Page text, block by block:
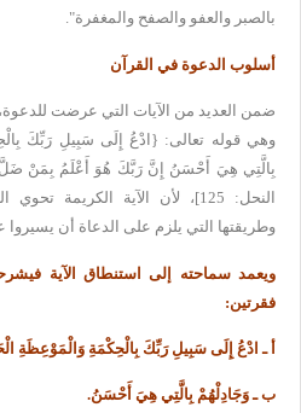
بالصبر والعفو والصفح والمغفرة".
أسلوب الدعوة في القرآن
ضمن العديد من الآيات التي عرضت
وهي قوله تعالى:
{ ادْعُ إِلَى سَبِيلِ رَبِّكَ
بِالَّتِي هِيَ أَحْسَنُ إِنَّ رَبَّكَ هُوَ أَعْلَمُ بِمَنْ ضَلَّ
النحل: 125
]، لأن الآية الكريمة تحوي
وطريقتها التي يلزم على الدعاة أن يسيروا
ويعمد سماحته إلى استنطاق الآية
فقرتين:
أ ـ ادْعُ إِلَى سَبِيلِ رَبِّكَ بِالْحِكْمَةِ وَالْمَوْعِظَةِ
ب ـ وَجَادِلْهُمْ بِالَّتِي هِيَ أَحْسَنُ.